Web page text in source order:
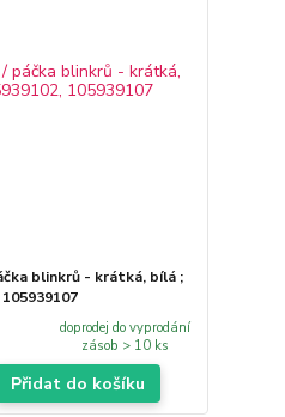
blinkrů - krátká, bílá ;
doprodej do vyprodání
zásob > 10 ks
Přidat do košíku